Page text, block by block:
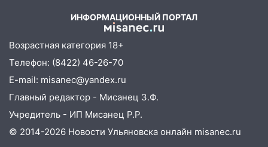
Дети на дорогах: пострадали
велосипедисты, мотоциклисты и
пешеходы. Обзор крупных аварий в
Ульяновской области
Поджог со свечой, 16 сгоревших
домов и выстрел за водку
07:50
августа
ИНФОРМАЦИОННЫЙ ПОРТАЛ
Возрастная категория 18+
Телефон: (8422) 46-26-70
E-mail: misanec@yandex.ru
Главный редактор - Мисанец З.Ф.
Учредитель - ИП Мисанец Р.Р.
© 2014-2026 Новости Ульяновска онлайн misanec.ru